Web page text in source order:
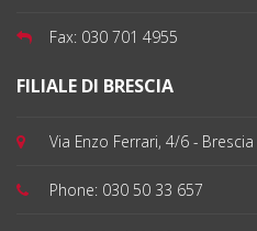
Fax: 030 701 4955
FILIALE DI BRESCIA
Via Enzo Ferrari, 4/6 - Brescia
Phone: 030 50 33 657